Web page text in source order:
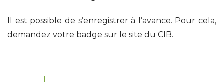
Il est possible de s’enregistrer à l’avance. Pour cela,
demandez votre badge sur le site du CIB.